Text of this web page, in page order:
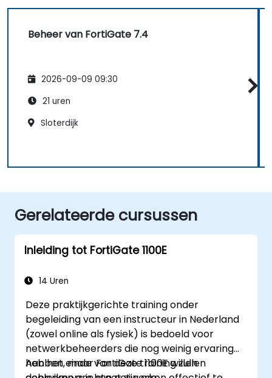
Beheer van FortiGate 7.4
2026-09-09 09:30
21 uren
Sloterdijk
Gerelateerde cursussen
Inleiding tot FortiGate 1100E
14 Uren
Deze praktijkgerichte training onder
begeleiding van een instructeur in Nederland
(zowel online als fysiek) is bedoeld voor
netwerkbeheerders die nog weinig ervaring
hebben, maar FortiGate 1100E willen
Aan het einde van deze training zullen